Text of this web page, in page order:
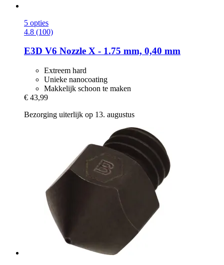
5 opties
4.8 (100)
E3D V6 Nozzle X -​ 1.75 mm, 0,40 mm
Extreem hard
Unieke nanocoating
Makkelijk schoon te maken
€ 43,99
Bezorging uiterlijk op 13. augustus